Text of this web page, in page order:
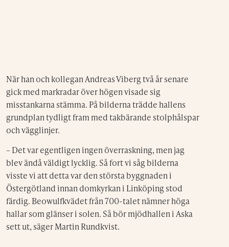
När han och kollegan Andreas Viberg två år senare
gick med markradar över högen visade sig
misstankarna stämma. På bilderna trädde hallens
grundplan tydligt fram med takbärande stolphålspar
och vägglinjer.
– Det var egentligen ingen överraskning, men jag
blev ändå väldigt lycklig. Så fort vi såg bilderna
visste vi att detta var den största byggnaden i
Östergötland innan domkyrkan i Linköping stod
färdig. Beowulfkvädet från 700-talet nämner höga
hallar som glänser i solen. Så bör mjödhallen i Aska
sett ut, säger Martin Rundkvist.